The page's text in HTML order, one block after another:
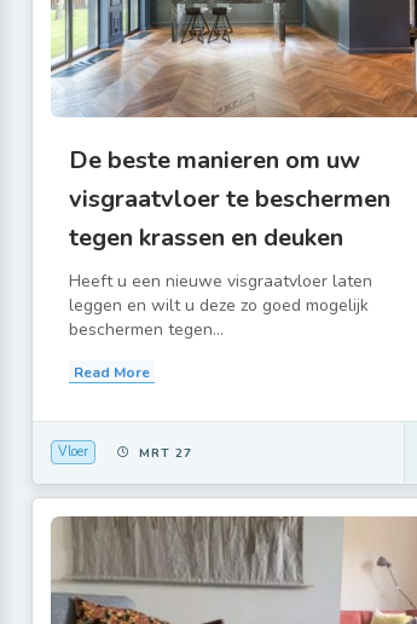
De beste manieren om uw
visgraatvloer te beschermen
tegen krassen en deuken
Heeft u een nieuwe visgraatvloer laten
leggen en wilt u deze zo goed mogelijk
beschermen tegen...
Read More
Vloer MRT 27